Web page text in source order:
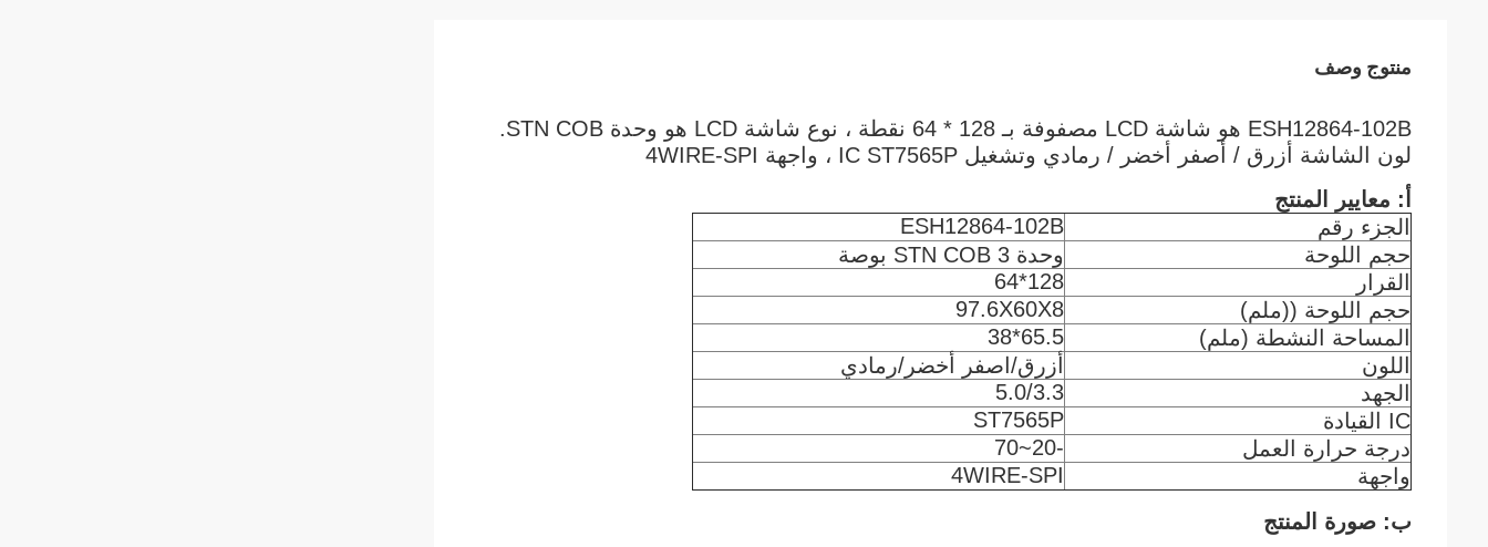
منتوج وصف
ESH12864-102B هو شاشة LCD مصفوفة بـ 128 * 64 نقطة ، نوع شاشة LCD هو وحدة STN COB.
لون الشاشة أزرق / أصفر أخضر / رمادي وتشغيل IC ST7565P ، واجهة 4WIRE-SPI
أ: معايير المنتج
الجزء رقم
ESH12864-102B
حجم اللوحة
وحدة STN COB 3 بوصة
القرار
128*64
حجم اللوحة ((ملم)
97.6X60X8
المساحة النشطة (ملم)
65.5*38
اللون
أزرق/اصفر أخضر/رمادي
الجهد
5.0/3.3
IC القيادة
ST7565P
درجة حرارة العمل
-20~70
واجهة
4WIRE-SPI
ب: صورة المنتج